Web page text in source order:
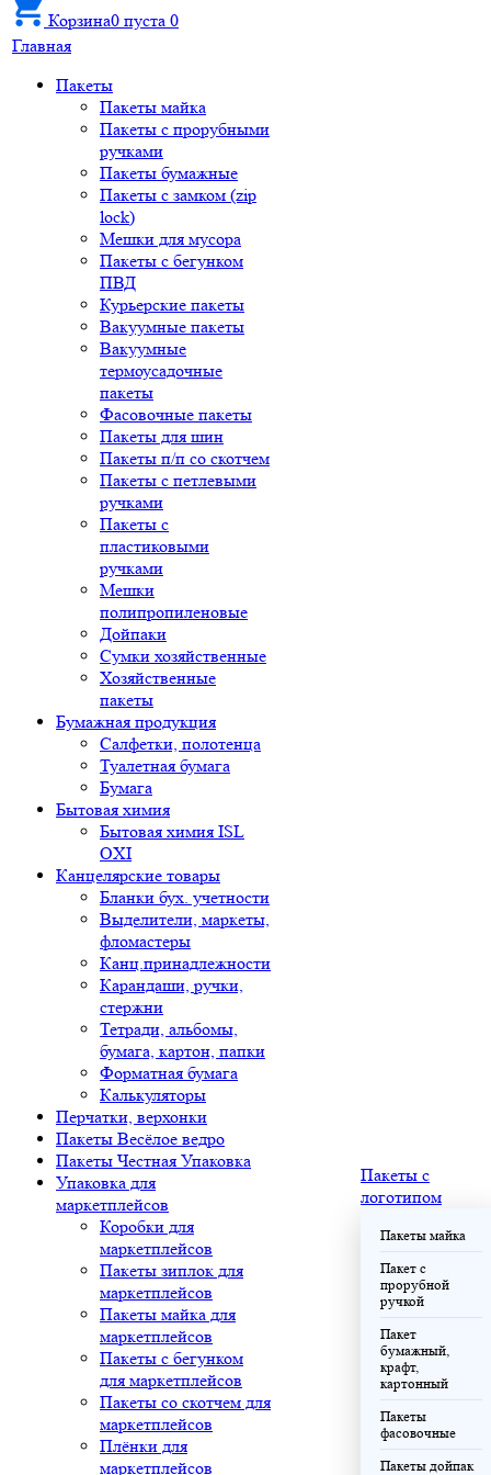
Корзина0 пуста 0
Главная
Пакеты
Пакеты майка
Пакеты с прорубными
ручками
Пакеты бумажные
Пакеты с замком (zip
lock)
Мешки для мусора
Пакеты с бегунком
ПВД
Курьерские пакеты
Вакуумные пакеты
Вакуумные
термоусадочные
пакеты
Фасовочные пакеты
Пакеты для шин
Пакеты п/п со скотчем
Пакеты с петлевыми
ручками
Пакеты с
пластиковыми
ручками
Мешки
полипропиленовые
Дойпаки
Сумки хозяйственные
Хозяйственные
пакеты
Бумажная продукция
Салфетки, полотенца
Туалетная бумага
Бумага
Бытовая химия
Бытовая химия ISL
OXI
Канцелярские товары
Бланки бух. учетности
Выделители, маркеты,
фломастеры
Канц.принадлежности
Карандаши, ручки,
стержни
Тетради, альбомы,
бумага, картон, папки
Форматная бумага
Калькуляторы
Перчатки, верхонки
Пакеты Весёлое ведро
Пакеты Честная Упаковка
Упаковка для
маркетплейсов
Коробки для
маркетплейсов
Пакеты зиплок для
маркетплейсов
Пакеты майка для
маркетплейсов
Пакеты с бегунком
для маркетплейсов
Пакеты со скотчем для
маркетплейсов
Плёнки для
маркетплейсов
Пакеты с
логотипом
Пакеты майка
Пакет с
прорубной
ручкой
Пакет
бумажный,
крафт,
картонный
Пакеты
фасовочные
Пакеты дойпак